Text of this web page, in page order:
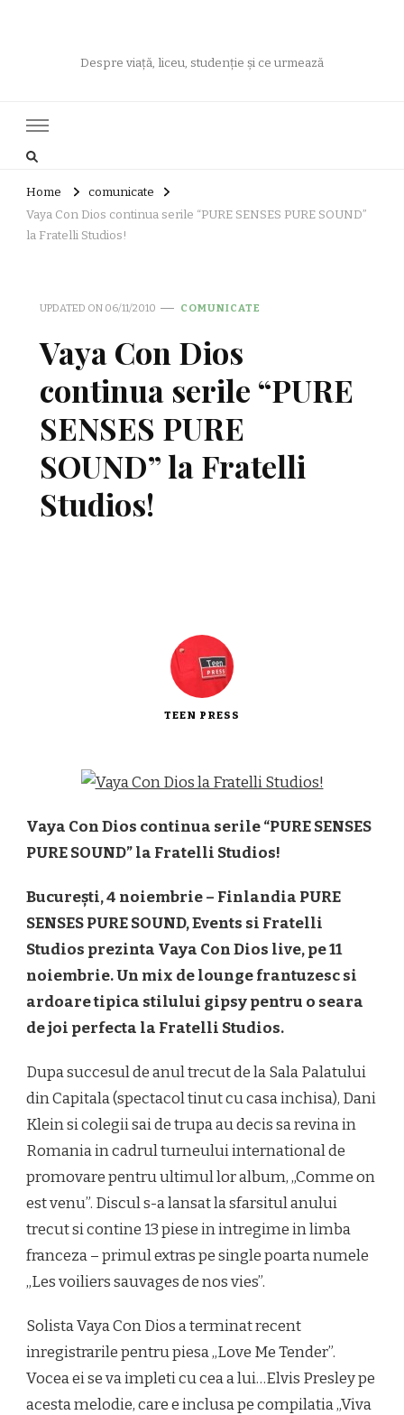
Despre viață, liceu, studenție și ce urmează
Home
comunicate
Vaya Con Dios continua serile “PURE SENSES PURE SOUND”
la Fratelli Studios!
UPDATED ON 06/11/2010 COMUNICATE
Vaya Con Dios
continua serile “PURE
SENSES PURE
SOUND” la Fratelli
Studios!
TEEN PRESS
Vaya Con Dios continua serile “PURE SENSES
PURE SOUND” la Fratelli Studios!
București, 4 noiembrie – Finlandia PURE
SENSES PURE SOUND, Events si Fratelli
Studios prezinta Vaya Con Dios live, pe 11
noiembrie. Un mix de lounge frantuzesc si
ardoare tipica stilului gipsy pentru o seara
de joi perfecta la Fratelli Studios.
Dupa succesul de anul trecut de la Sala Palatului
din Capitala (spectacol tinut cu casa inchisa), Dani
Klein si colegii sai de trupa au decis sa revina in
Romania in cadrul turneului international de
promovare pentru ultimul lor album, „Comme on
est venu”. Discul s-a lansat la sfarsitul anului
trecut si contine 13 piese in intregime in limba
franceza – primul extras pe single poarta numele
„Les voiliers sauvages de nos vies”.
Solista Vaya Con Dios a terminat recent
inregistrarile pentru piesa „Love Me Tender”.
Vocea ei se va impleti cu cea a lui…Elvis Presley pe
acesta melodie, care e inclusa pe compilatia „Viva